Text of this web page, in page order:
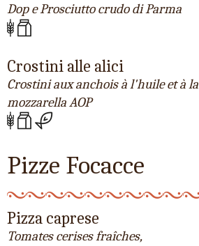
Dop e Prosciutto crudo di Parma
Crostini alle alici
Crostini aux anchois à l'huile et à la
mozzarella AOP
Pizze Focacce
Pizza caprese
Tomates cerises fraîches,